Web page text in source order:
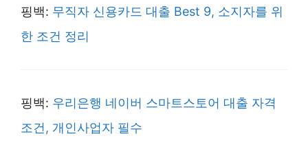
핑백: 무직자 신용카드 대출 Best 9, 소지자를 위
한 조건 정리
핑백: 우리은행 네이버 스마트스토어 대출 자격
조건, 개인사업자 필수